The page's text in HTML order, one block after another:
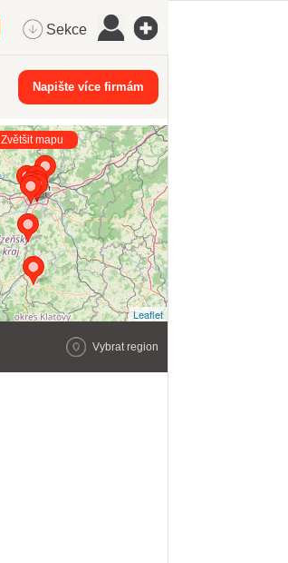
Sekce
Napište více firmám
Leaflet
Zvětšit mapu
Vybrat region